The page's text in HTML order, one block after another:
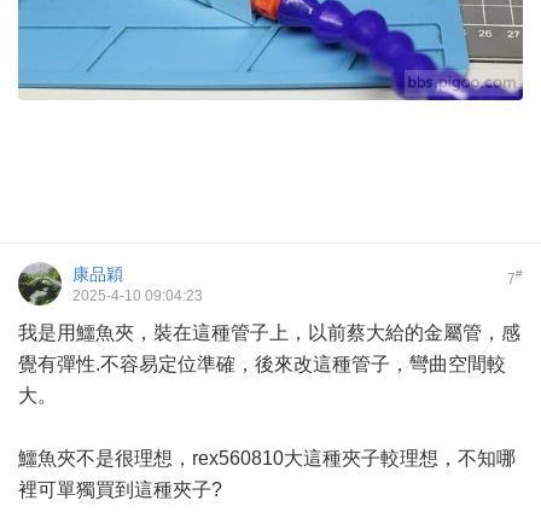
7#
康品穎
2025-4-10 09:04:23
我是用鱷魚夾，裝在這種管子上，以前蔡大給的金屬管，感
覺有彈性.不容易定位準確，後來改這種管子，彎曲空間較
大。
鱷魚夾不是很理想，rex560810大這種夾子較理想，不知哪
裡可單獨買到這種夾子?